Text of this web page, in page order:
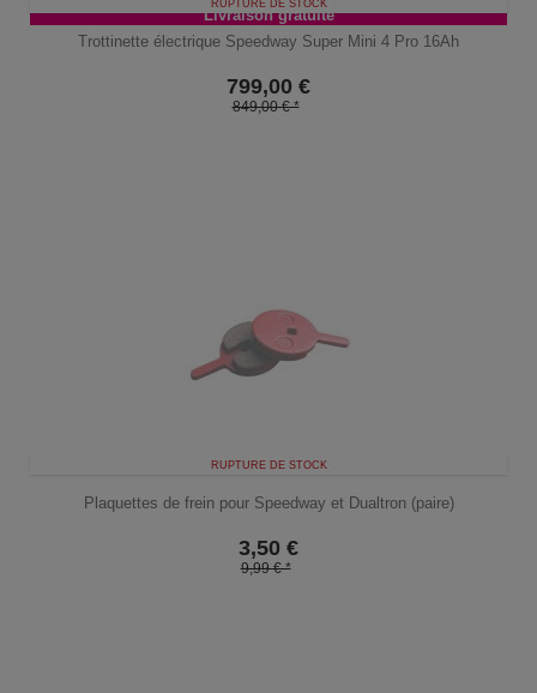
Livraison gratuite
RUPTURE DE STOCK
Trottinette électrique Speedway Super Mini 4 Pro 16Ah
799,00 €
849,00 € *
RUPTURE DE STOCK
Plaquettes de frein pour Speedway et Dualtron (paire)
3,50 €
9,99 € *